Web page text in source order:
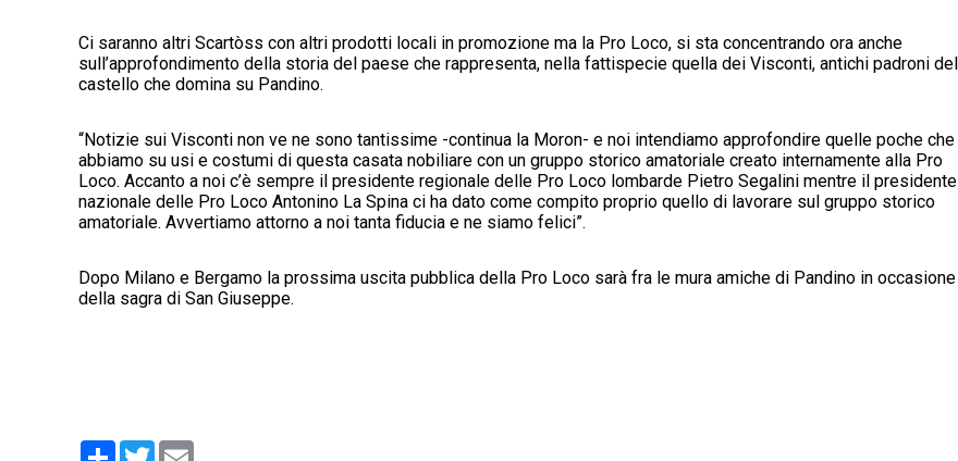
Ci saranno altri Scartòss con altri prodotti locali in promozione ma la Pro Loco, si sta concentrando ora anche
sull’approfondimento della storia del paese che rappresenta, nella fattispecie quella dei Visconti, antichi padroni del
castello che domina su Pandino.
“Notizie sui Visconti non ve ne sono tantissime -continua la Moron- e noi intendiamo approfondire quelle poche che
abbiamo su usi e costumi di questa casata nobiliare con un gruppo storico amatoriale creato internamente alla Pro
Loco. Accanto a noi c’è sempre il presidente regionale delle Pro Loco lombarde Pietro Segalini mentre il presidente
nazionale delle Pro Loco Antonino La Spina ci ha dato come compito proprio quello di lavorare sul gruppo storico
amatoriale. Avvertiamo attorno a noi tanta fiducia e ne siamo felici”.
Dopo Milano e Bergamo la prossima uscita pubblica della Pro Loco sarà fra le mura amiche di Pandino in occasione
della sagra di San Giuseppe.
Condividi
Twitter